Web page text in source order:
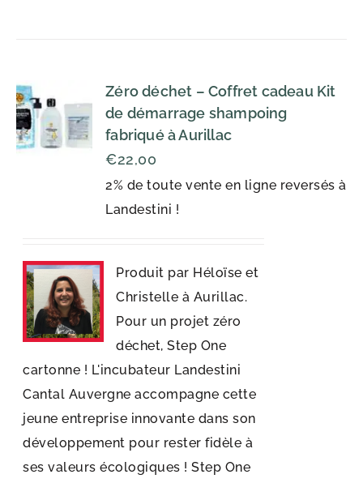
Zéro déchet – Coffret cadeau Kit
de démarrage shampoing
fabriqué à Aurillac
2% de toute vente en ligne reversés à
Landestini !
€22,00
Produit par Héloïse et
Christelle à Aurillac.
Pour un projet zéro
déchet, Step One
cartonne ! L'incubateur Landestini
Cantal Auvergne accompagne cette
jeune entreprise innovante dans son
développement pour rester fidèle à
ses valeurs écologiques ! Step One